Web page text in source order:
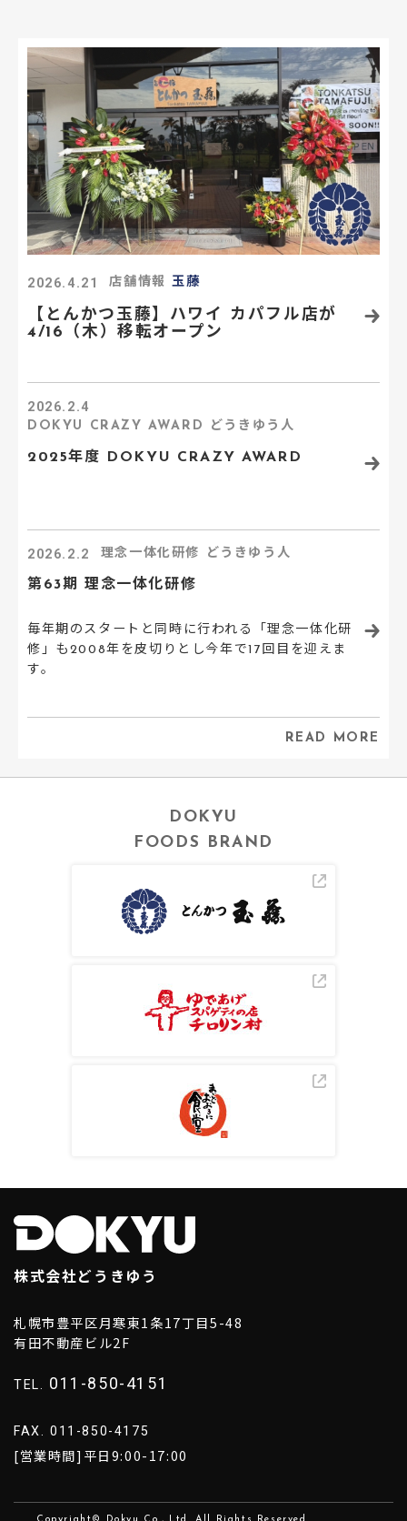
2026.4.21 店舗情報 玉藤
【とんかつ玉藤】ハワイ カパフル店が
4/16（木）移転オープン
2026.2.4
DOKYU CRAZY AWARD どうきゆう人
2025年度 DOKYU CRAZY AWARD
2026.2.2 理念一体化研修 どうきゆう人
第63期 理念一体化研修
毎年期のスタートと同時に行われる「理念一体化研
修」も2008年を皮切りとし今年で17回目を迎えま
す。
READ MORE
DOKYU
FOODS BRAND
株式会社どうきゆう
札幌市豊平区月寒東1条17丁目5-48
有田不動産ビル2F
TEL. 011-850-4151
FAX. 011-850-4175
[営業時間]平日9:00-17:00